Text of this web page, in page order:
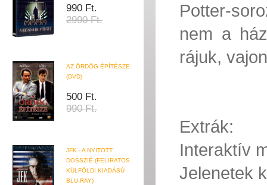
990 Ft.
2990 Ft.
AZ ÖRDÖG ÉPÍTÉSZE
(DVD)
500 Ft.
990 Ft.
JFK - A NYITOTT
DOSSZIÉ (FELIRATOS
KÜLFÖLDI KIADÁSÚ
BLU-RAY)
Potter-
nem a
rájuk,
Extrák:
Interaktív
Jelenetek